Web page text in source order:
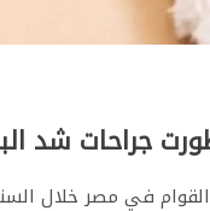
جراحات شد